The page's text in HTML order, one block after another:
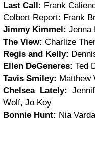
Last Call: Frank
Colbert Report: Frank
Jimmy Kimmel: Jenna
The View: Charlize
Regis and Kelly:
Ellen DeGeneres: Ted
Tavis Smiley: Matthew
Chelsea Lately:
Wolf, Jo Koy
Bonnie Hunt: Nia